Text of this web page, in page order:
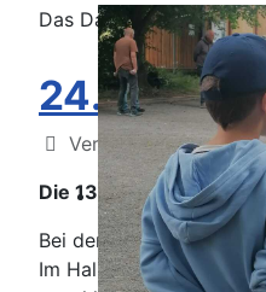
Das
Details
Veröffentlicht: 05.
Die 13 auf der Hand
Bei dem mit 110 Teams
Im Halbfinale mussten